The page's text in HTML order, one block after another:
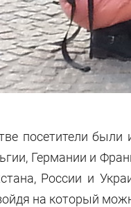
посетители
Германии и
России и
на который